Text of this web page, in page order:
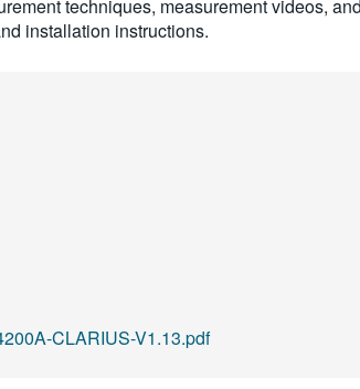
techniques, measurement videos,
installation instructions.
CLARIUS-V1.13.pdf